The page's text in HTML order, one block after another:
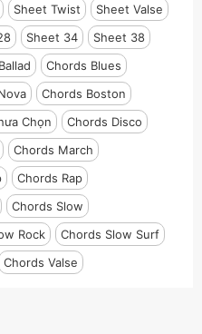
Sheet Twist
Sheet Valse
Sheet 34
Sheet 38
Chords Blues
Chords Boston
Chọn
Chords Disco
Chords March
Chords Rap
Chords Slow
Rock
Chords Slow Surf
Chords Valse